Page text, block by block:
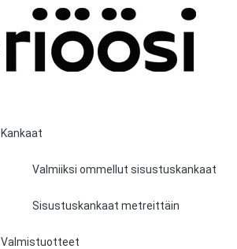
Kankaat
Valmiiksi ommellut sisustuskankaat
Sisustuskankaat metreittäin
Valmistuotteet